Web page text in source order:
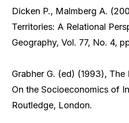
Dicken P., Malmberg A.
Territories: A Relational
Geography, Vol. 77, No. 4,
Grabher G. (ed) (1993), The
On the Socioeconomics of
Routledge, London.